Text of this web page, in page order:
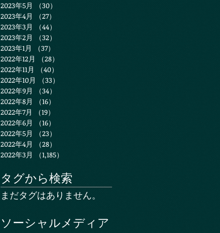
2023年5月
（30）
2023年4月
（27）
2023年3月
（44）
2023年2月
（32）
2023年1月
（37）
2022年12月
（28）
2022年11月
（40）
2022年10月
（33）
2022年9月
（34）
2022年8月
（16）
2022年7月
（19）
2022年6月
（16）
2022年5月
（23）
2022年4月
（28）
2022年3月
（1,185）
タグから検索
まだタグはありません。
ソーシャルメディア